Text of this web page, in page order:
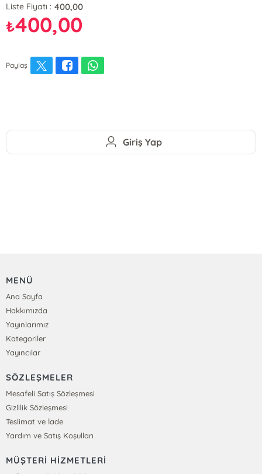
Liste Fiyatı : 400,00
₺400,00
Paylaş
Giriş Yap
MENÜ
Ana Sayfa
Hakkımızda
Yayınlarımız
Kategoriler
Yayıncılar
SÖZLEŞMELER
Mesafeli Satış Sözleşmesi
Gizlilik Sözleşmesi
Teslimat ve İade
Yardım ve Satış Koşulları
MÜŞTERİ HİZMETLERİ